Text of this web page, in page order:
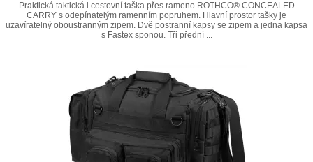
Praktická taktická i cestovní taška přes rameno ROTHCO® CONCEALED
CARRY s odepínatelým ramenním popruhem. Hlavní prostor tašky je
uzavíratelný oboustranným zipem. Dvě postranní kapsy se zipem a jedna kapsa
s Fastex sponou. Tři přední ...